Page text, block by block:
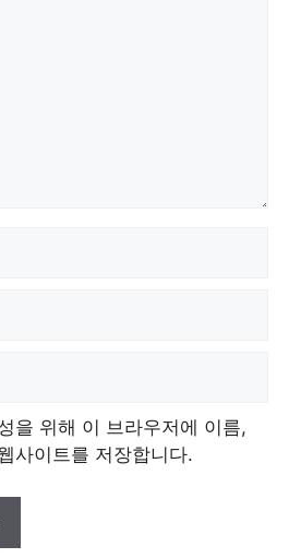
을 위해 이 브라우저에 이름,
사이트를 저장합니다.